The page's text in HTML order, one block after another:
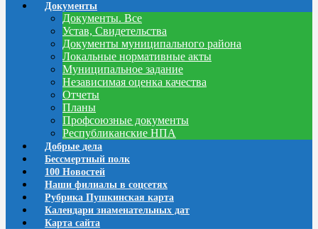
Документы
Документы. Все
Устав, Свидетельства
Документы муниципального района
Локальные нормативные акты
Муниципальное задание
Независимая оценка качества
Отчеты
Планы
Профсоюзные документы
Республиканские НПА
Добрые дела
Бессмертный полк
100 Новостей
Наши филиалы в соцсетях
Рубрика Пушкинская карта
Календари знаменательных дат
Карта сайта